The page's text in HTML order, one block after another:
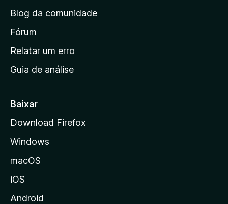
a
i
n
c
a
d
a
z
i
Blog da comunidade
Fórum
Relatar um erro
Guia de análise
Baixar
Download Firefox
Windows
macOS
iOS
Android